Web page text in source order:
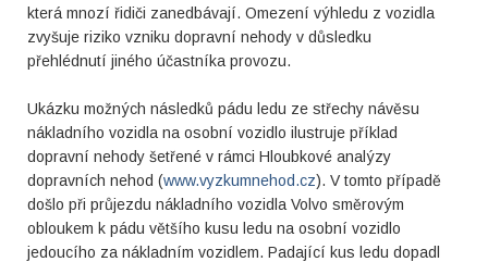
která mnozí řidiči zanedbávají. Omezení výhledu z vozidla
zvyšuje riziko vzniku dopravní nehody v důsledku
přehlédnutí jiného účastníka provozu.
Ukázku možných následků pádu ledu ze střechy návěsu
nákladního vozidla na osobní vozidlo ilustruje příklad
dopravní nehody šetřené v rámci Hloubkové analýzy
dopravních nehod (www.vyzkumnehod.cz). V tomto případě
došlo při průjezdu nákladního vozidla Volvo směrovým
obloukem k pádu většího kusu ledu na osobní vozidlo
jedoucího za nákladním vozidlem. Padající kus ledu dopadl